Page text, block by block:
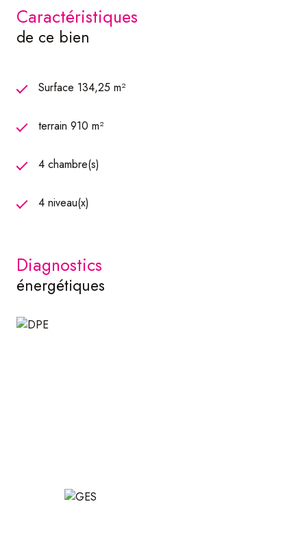
caractéristiques
de ce bien
Surface 134,25 m²
terrain 910 m²
4 chambre(s)
4 niveau(x)
diagnostics
énergétiques